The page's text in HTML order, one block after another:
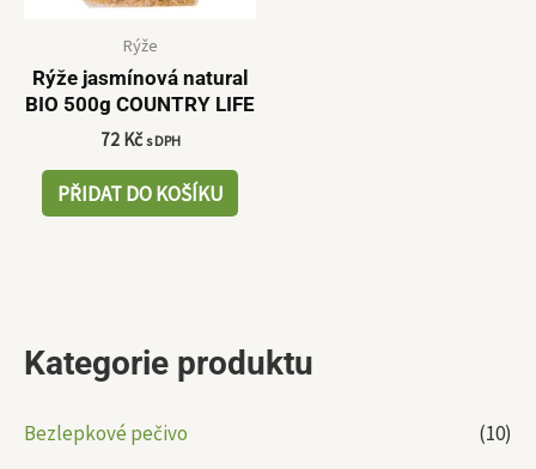
Kategorie produktu
Bezlepkové pečivo
(10)
Rýže
Rýže jasmínová natural
BIO 500g COUNTRY LIFE
72 Kč s DPH
PŘIDAT DO KOŠÍKU